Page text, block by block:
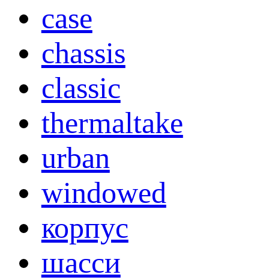
case
chassis
classic
thermaltake
urban
windowed
корпус
шасси